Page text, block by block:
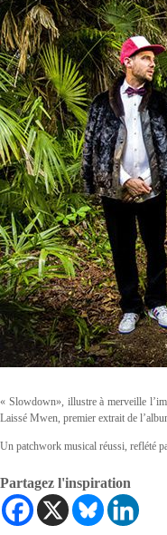
« Slowdown», illustre à merveille
Laissé Mwen, premier extrait de
Un patchwork musical réussi, reflété
Partagez l'inspiration